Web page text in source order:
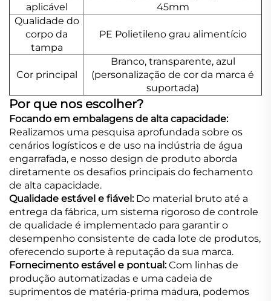
aplicável
45mm
Qualidade do
corpo da
tampa
PE Polietileno grau alimentício
Cor principal
Branco, transparente, azul
(personalização de cor da marca é
suportada)
Por que nos escolher?
Focando em embalagens de alta capacidade:
Realizamos uma pesquisa aprofundada sobre os
cenários logísticos e de uso na indústria de água
engarrafada, e nosso design de produto aborda
diretamente os desafios principais do fechamento
de alta capacidade.
Qualidade estável e fiável: Do material bruto até a
entrega da fábrica, um sistema rigoroso de controle
de qualidade é implementado para garantir o
desempenho consistente de cada lote de produtos,
oferecendo suporte à reputação da sua marca.
Fornecimento estável e pontual:Com linhas de
produção automatizadas e uma cadeia de
suprimentos de matéria-prima madura, podemos